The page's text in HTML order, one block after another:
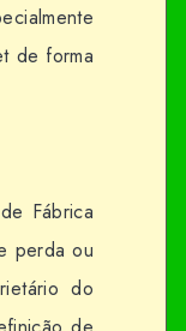
de forma
Fábrica
perda ou
do